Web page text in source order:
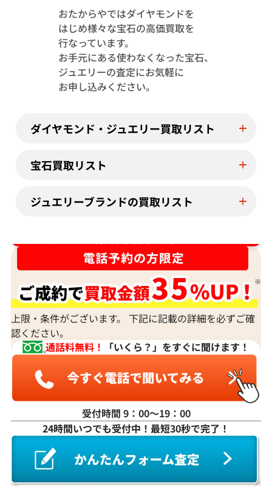
Pt･Pm900 トルマリン・ダイヤモンド
1.13・D0.08ct
参考買取価格
2026年7月11日時点
参考買取価格
おたからやではダイヤモンドを
はじめ様々な宝石の高価買取を
行なっています。
お手元にある使わなくなった宝石、
ジュエリーの査定にお気軽に
お申し込みください。
ダイヤモンド・ジュエリー買取リスト
宝石買取リスト
ジュエリーブランドの買取リスト
上限・条件がございます。 下記に記載の詳細を必ずご確
認ください。
通話料無料！
「いくら？」をすぐに聞けます！
受付時間 9：00〜19：00
24時間いつでも受付中！最短30秒で完了！